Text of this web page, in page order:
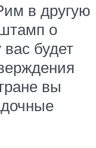
в другую
о
будет
вы